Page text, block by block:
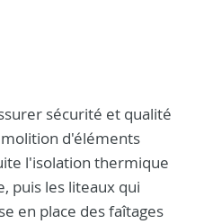
sécurité et qualité
d'éléments
l'isolation thermique
puis les liteaux qui
en place des faîtages